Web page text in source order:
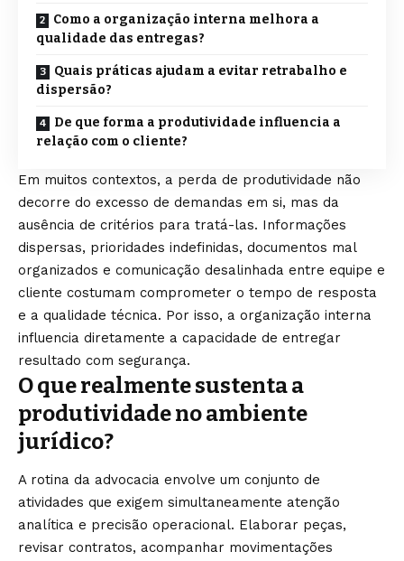
Como a organização interna melhora a
qualidade das entregas?
Quais práticas ajudam a evitar retrabalho e
dispersão?
De que forma a produtividade influencia a
relação com o cliente?
Em muitos contextos, a perda de produtividade não
decorre do excesso de demandas em si, mas da
ausência de critérios para tratá-las. Informações
dispersas, prioridades indefinidas, documentos mal
organizados e comunicação desalinhada entre equipe e
cliente costumam comprometer o tempo de resposta
e a qualidade técnica. Por isso, a organização interna
influencia diretamente a capacidade de entregar
resultado com segurança.
O que realmente sustenta a
produtividade no ambiente
jurídico?
A rotina da advocacia envolve um conjunto de
atividades que exigem simultaneamente atenção
analítica e precisão operacional. Elaborar peças,
revisar contratos, acompanhar movimentações